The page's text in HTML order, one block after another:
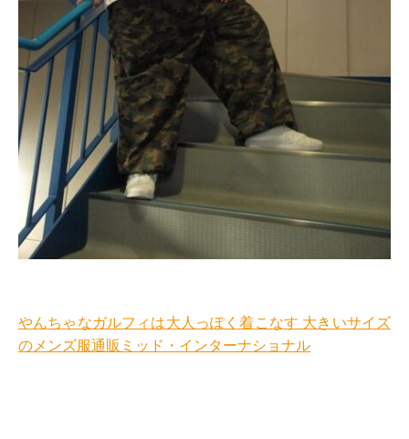
やんちゃなガルフィは大人っぽく着こなす 大きいサイズ
のメンズ服通販ミッド・インターナショナル